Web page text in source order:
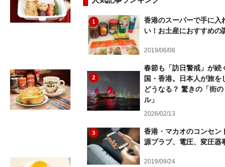
1
香港のスーパーで手に入
い！お土産におすすめの
2019/06/08
2
春節も「訪日警戒」が続
国・香港。日本人が旅を
どうなる？ 驚きの「街
ル」
2026/02/13
3
香港・マカオのコンセン
源プラブ、電圧、変圧器
2019/09/24